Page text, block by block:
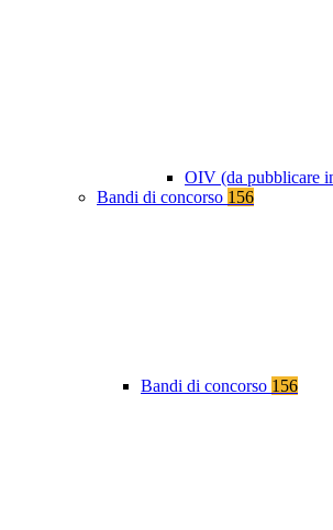
OIV (da pubblicare
Bandi di concorso 156
Bandi di concorso 156